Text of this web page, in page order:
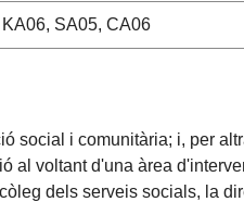
SA05, CA06
social i comunitària; i, per
al voltant d'una àrea
dels serveis socials, la